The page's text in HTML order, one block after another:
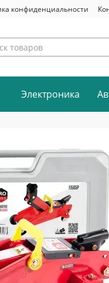
конфиденциальности
Электроника